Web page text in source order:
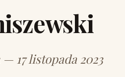
— 17 listopada 2023